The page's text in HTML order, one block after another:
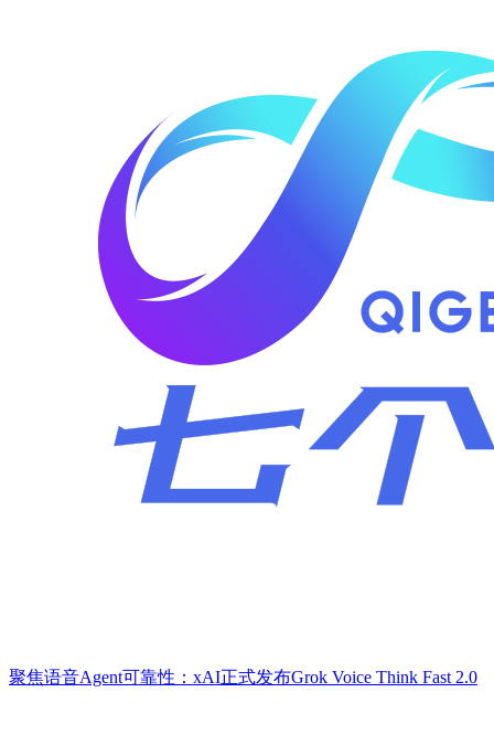
聚焦语音Agent可靠性：xAI正式发布Grok Voice Think Fast 2.0